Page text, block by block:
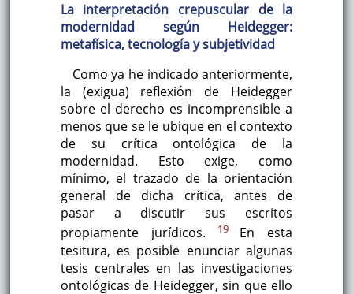
La interpretación crepuscular de la
modernidad según Heidegger:
metafísica, tecnología y subjetividad
Como ya he indicado anteriormente,
la (exigua) reflexión de Heidegger
sobre el derecho es incomprensible a
menos que se le ubique en el contexto
de su crítica ontológica de la
modernidad. Esto exige, como
mínimo, el trazado de la orientación
general de dicha crítica, antes de
pasar a discutir sus escritos
propiamente jurídicos.
19
En esta
tesitura, es posible enunciar algunas
tesis centrales en las investigaciones
ontológicas de Heidegger, sin que ello